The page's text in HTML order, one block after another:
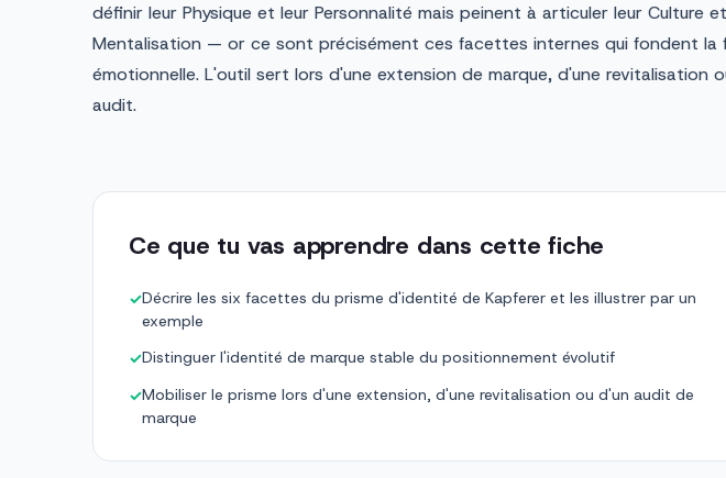
définir leur Physique et leur Personnalité mais peinent à articuler leur Culture
Mentalisation — or ce sont précisément ces facettes internes qui fondent la
émotionnelle. L'outil sert lors d'une extension de marque, d'une revitalisation
audit.
Ce que tu vas apprendre dans cette fiche
✓Décrire les six facettes du prisme d'identité de Kapferer et les illustrer par un
exemple
✓Distinguer l'identité de marque stable du positionnement évolutif
✓Mobiliser le prisme lors d'une extension, d'une revitalisation ou d'un audit de
marque